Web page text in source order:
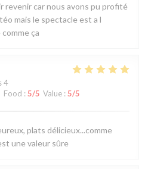
revenir car nous avons pu profité
mais le spectacle est a l
ça
4
Food : 5/5 Value : 5/5
plats délicieux...comme
une valeur sûre